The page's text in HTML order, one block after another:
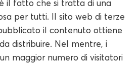
il fatto che si tratta di una
per tutti. Il sito web di terze
il contenuto ottiene
distribuire. Nel mentre, i
maggior numero di visitatori